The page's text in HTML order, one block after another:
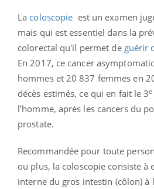
La coloscopie est un examen
mais qui est essentiel dans la
colorectal qu'il permet de guérir
En 2017, ce cancer
hommes et 20 837 femmes en
décès estimés, ce qui en fait le 3e
l’homme, après les cancers du
prostate.
Recommandée pour toute
ou plus, la coloscopie consiste à
interne du gros intestin (côlon) à